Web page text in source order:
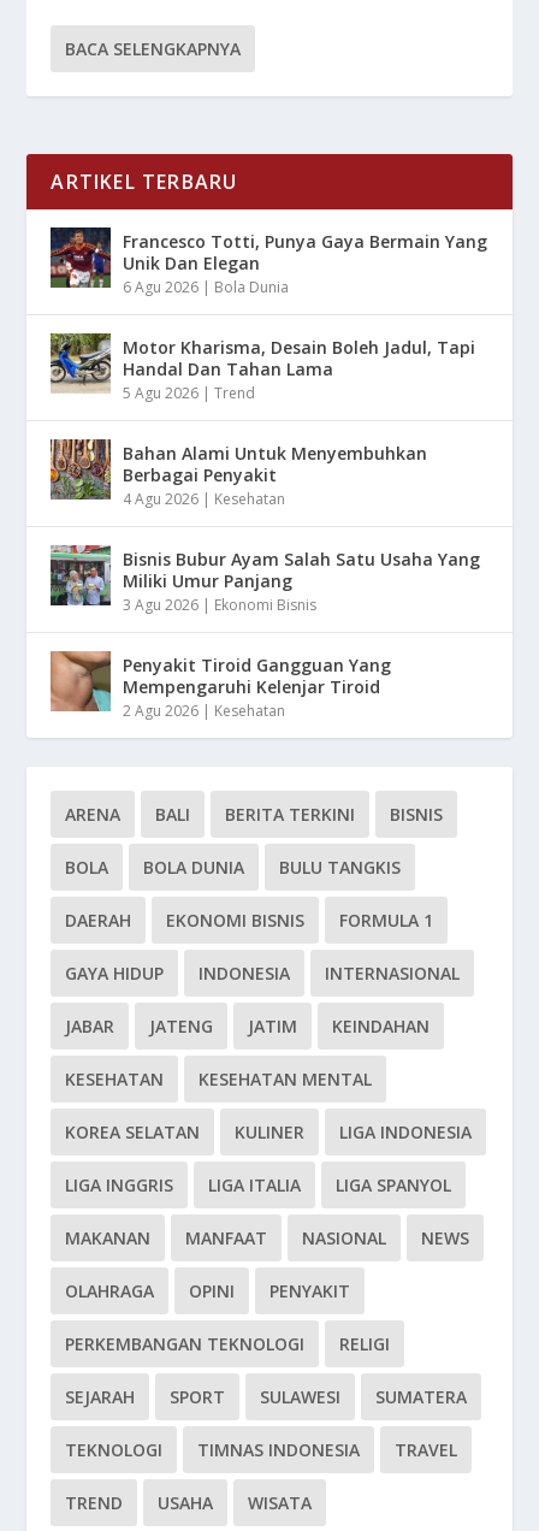
BACA SELENGKAPNYA
ARTIKEL TERBARU
Francesco Totti, Punya Gaya Bermain Yang
Unik Dan Elegan
6 Agu 2026 | Bola Dunia
Motor Kharisma, Desain Boleh Jadul, Tapi
Handal Dan Tahan Lama
5 Agu 2026 |Trend
Bahan Alami Untuk Menyembuhkan
Berbagai Penyakit
4 Agu 2026 | Kesehatan
Bisnis Bubur Ayam Salah Satu Usaha Yang
Miliki Umur Panjang
3 Agu 2026 | Ekonomi Bisnis
Penyakit Tiroid Gangguan Yang
Mempengaruhi Kelenjar Tiroid
2 Agu 2026 | Kesehatan
ARENA BALI BERITA TERKINI BISNIS
BOLA BOLA DUNIA BULU TANGKIS
DAERAH EKONOMI BISNIS FORMULA 1
GAYA HIDUP INDONESIA INTERNASIONAL
JABAR JATENG JATIM KEINDAHAN
KESEHATAN KESEHATAN MENTAL
KOREA SELATAN KULINER LIGA INDONESIA
LIGA INGGRIS LIGA ITALIA LIGA SPANYOL
MAKANAN MANFAAT NASIONAL NEWS
OLAHRAGA OPINI PENYAKIT
PERKEMBANGAN TEKNOLOGI RELIGI
SEJARAH SPORT SULAWESI SUMATERA
TEKNOLOGI TIMNAS INDONESIA TRAVEL
TREND USAHA WISATA